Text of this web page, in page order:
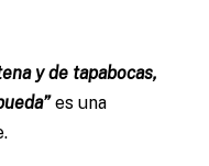
y de tapabocas,
es una